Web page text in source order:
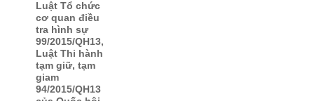
Luật Tổ chức
cơ quan điều
tra hình sự
99/2015/QH13,
Luật Thi hành
tạm giữ, tạm
giam
94/2015/QH13